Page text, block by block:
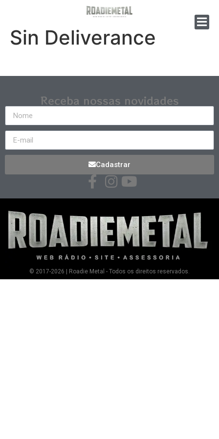
Sin Deliverance
Receba nossas novidades
Cadastrar
© 2017-2026 | Roadie Metal - Todos os direitos reservados.